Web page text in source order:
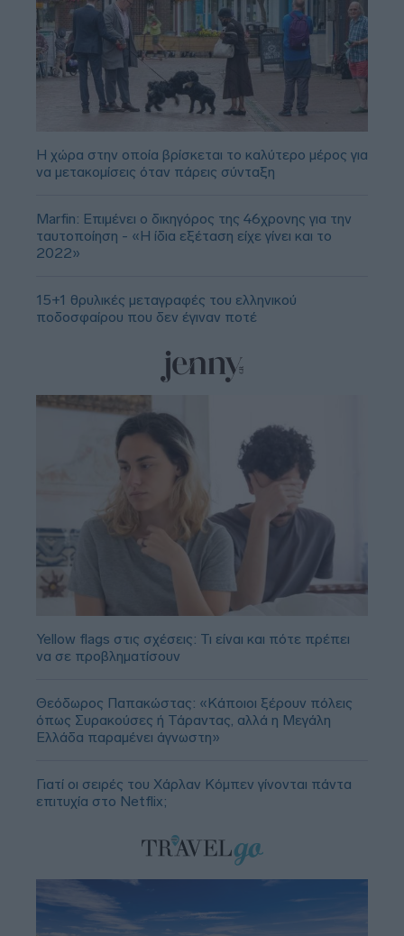
Η χώρα στην οποία βρίσκεται το καλύτερο μέρος για
να μετακομίσεις όταν πάρεις σύνταξη
Marfin: Επιμένει ο δικηγόρος της 46χρονης για την
ταυτοποίηση - «Η ίδια εξέταση είχε γίνει και το
2022»
15+1 θρυλικές μεταγραφές του ελληνικού
ποδοσφαίρου που δεν έγιναν ποτέ
Yellow flags στις σχέσεις: Τι είναι και πότε πρέπει
να σε προβληματίσουν
Θεόδωρος Παπακώστας: «Κάποιοι ξέρουν πόλεις
όπως Συρακούσες ή Τάραντας, αλλά η Μεγάλη
Ελλάδα παραμένει άγνωστη»
Γιατί οι σειρές του Χάρλαν Κόμπεν γίνονται πάντα
επιτυχία στο Netflix;